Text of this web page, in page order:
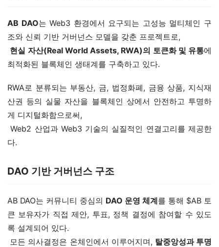
AB DAO는 Web3 환경에서 요구되는 고성능 멀티체인 구
조와 신뢰 기반 거버넌스 모델을 갖춘 프로젝트로,
현실 자산(Real World Assets, RWA)의 토큰화 및 유통에
최적화된 블록체인 생태계를 구축하고 있다.
RWA로 분류되는 부동산, 금, 법정화폐, 금융 상품, 지식재
산권 등의 실물 자산을 블록체인 상에서 안전하고 투명하
게 디지털화함으로써,
Web2 산업과 Web3 기술의 실질적인 연결고리를 제공한
다.
DAO 기반 거버넌스 구조
AB DAO는 커뮤니티 중심의 DAO 운영 체계를 통해 $AB 토
큰 보유자가 직접 제안, 투표, 정책 결정에 참여할 수 있도
록 설계되어 있다.
모든 의사결정은 온체인에서 이루어지며, 탈중앙성과 투명